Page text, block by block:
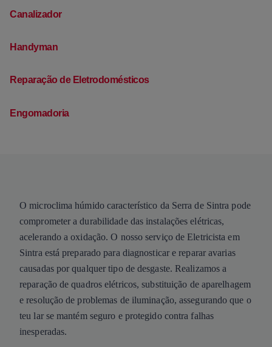
Canalizador
Handyman
Reparação de Eletrodomésticos
Engomadoria
O microclima húmido característico da Serra de Sintra pode
comprometer a durabilidade das instalações elétricas,
acelerando a oxidação. O nosso serviço de Eletricista em
Sintra está preparado para diagnosticar e reparar avarias
causadas por qualquer tipo de desgaste. Realizamos a
reparação de quadros elétricos, substituição de aparelhagem
e resolução de problemas de iluminação, assegurando que o
teu lar se mantém seguro e protegido contra falhas
inesperadas.